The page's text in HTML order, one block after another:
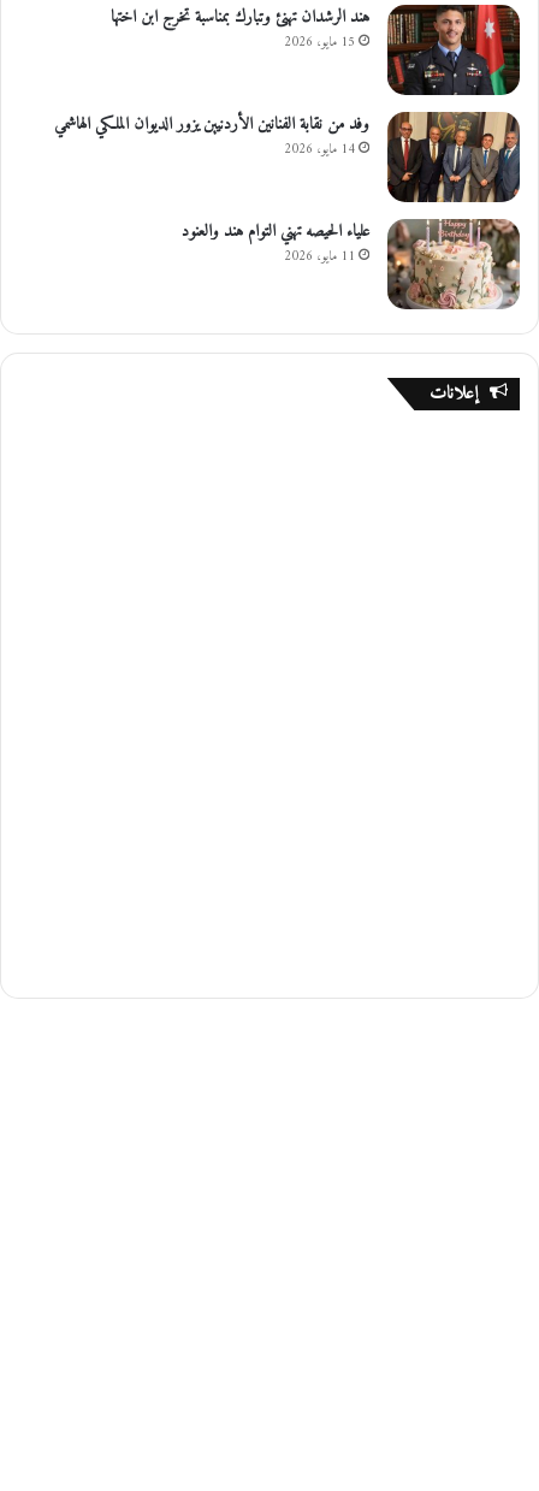
هند الرشدان تهنئ وتبارك بمناسبة تخرج ابن اختها
15 مايو، 2026
وفد من نقابة الفنانين الأردنيين يزور الديوان الملكي الهاشمي
14 مايو، 2026
علياء الحيصه تهني التوام هند والعنود
11 مايو، 2026
إعلانات